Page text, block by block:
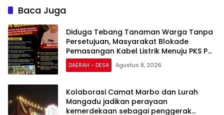
Baca Juga
Diduga Tebang Tanaman Warga Tanpa
Persetujuan, Masyarakat Blokade
Pemasangan Kabel Listrik Menuju PKS PT
Gunung Andalan Sukses
DAERAH - DESA Agustus 8, 2026
Kolaborasi Camat Marbo dan Lurah
Mangadu jadikan perayaan
kemerdekaan sebagai penggerak